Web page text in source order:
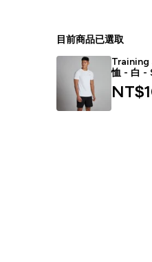
目前商品已選取
Training
恤 - 白 -